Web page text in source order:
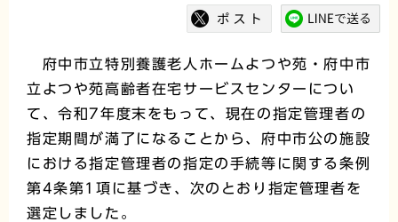
府中市立特別養護老人ホームよつや苑・府中市
立よつや苑高齢者在宅サービスセンターについ
て、令和7年度末をもって、現在の指定管理者の
指定期間が満了になることから、府中市公の施設
における指定管理者の指定の手続等に関する条例
第4条第1項に基づき、次のとおり指定管理者を
選定しました。